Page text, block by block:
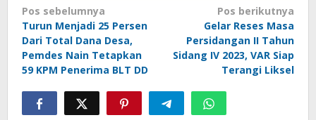
Navigasi
pos
Pos sebelumnya
Turun Menjadi 25 Persen
Dari Total Dana Desa,
Pemdes Nain Tetapkan
59 KPM Penerima BLT DD
Pos berikutnya
Gelar Reses Masa
Persidangan II Tahun
Sidang IV 2023, VAR Siap
Terangi Liksel